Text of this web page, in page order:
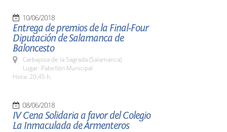
10/06/2018
Entrega de premios de la Final-Four
Diputación de Salamanca de
Baloncesto
Carbajosa de la Sagrada (Salamanca)
Lugar: Pabellón Municipal
Hora: 20:45 h.
08/06/2018
IV Cena Solidaria a favor del Colegio
La Inmaculada de Armenteros